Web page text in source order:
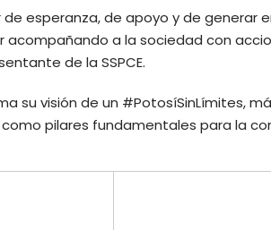
de esperanza, de apoyo y de generar
acompañando a la sociedad con
de la SSPCE.
su visión de un #PotosíSinLímites,
pilares fundamentales para la